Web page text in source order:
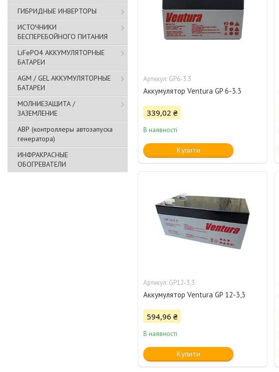
ГИБРИДНЫЕ ИНВЕРТОРЫ
ИСТОЧНИКИ
БЕСПЕРЕБОЙНОГО ПИТАНИЯ
LiFePO4 АККУМУЛЯТОРНЫЕ
БАТАРЕИ
AGM / GEL АККУМУЛЯТОРНЫЕ
БАТАРЕИ
МОЛНИЕЗАЩИТА /
ЗАЗЕМЛЕНИЕ
АВР (контроллеры автозапуска
генератора)
ИНФРАКРАСНЫЕ
ОБОГРЕВАТЕЛИ
GP6-3.3
Аккумулятор Ventura GP 6-3.3
339,02 ₴
В наявності
Купити
GP12-3,3
Аккумулятор Ventura GP 12-3,3
594,96 ₴
В наявності
Купити